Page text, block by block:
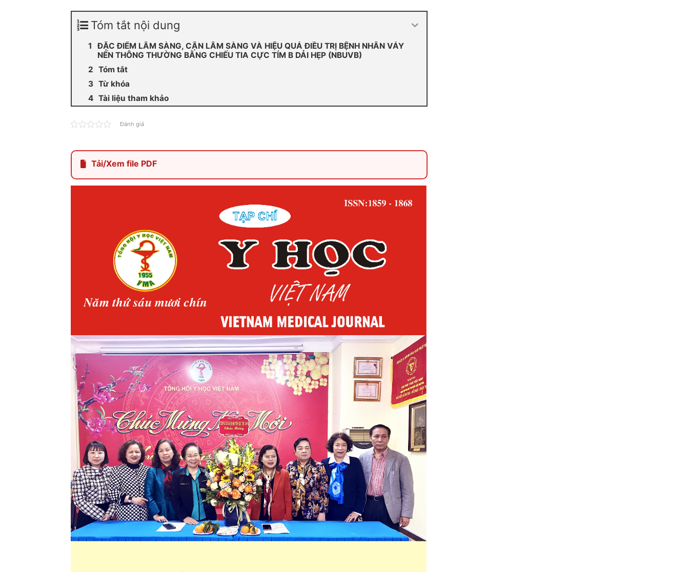
Tóm tắt nội dung
ĐẶC ĐIỂM LÂM SÀNG, CẬN LÂM SÀNG VÀ HIỆU QUẢ ĐIỀU TRỊ BỆNH NHÂN VẢY
NẾN THÔNG THƯỜNG BẰNG CHIẾU TIA CỰC TÍM B DẢI HẸP (NBUVB)
Tóm tắt
Từ khóa
Tài liệu tham khảo
Đánh giá
Tải/Xem file PDF